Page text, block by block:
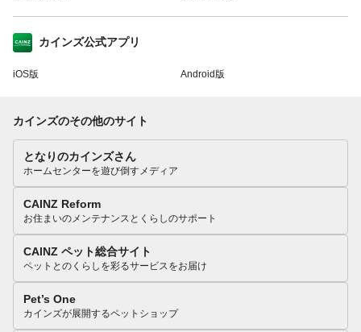
カインズ公式アプリ
iOS版 Android版
カインズのその他のサイト
となりのカインズさん
ホームセンターを遊び倒すメディア
CAINZ Reform
お住まいのメンテナンスとくらしのサポート
CAINZ ペット総合サイト
ペットとのくらしを彩るサービスをお届け
Pet’s One
カインズが展開するペットショップ